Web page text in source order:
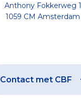
Anthony Fokkerweg 1
1059 CM Amsterdam
Contact met CBF